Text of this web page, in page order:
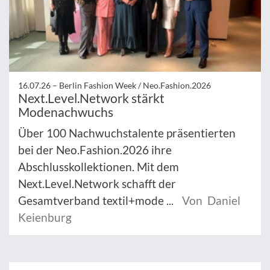
16.07.26 – Berlin Fashion Week / Neo.Fashion.2026
Next.Level.Network stärkt
Modenachwuchs
Über 100 Nachwuchstalente präsentierten
bei der Neo.Fashion.2026 ihre
Abschlusskollektionen. Mit dem
Next.Level.Network schafft der
Gesamtverband textil+mode ...
Von Daniel
Keienburg